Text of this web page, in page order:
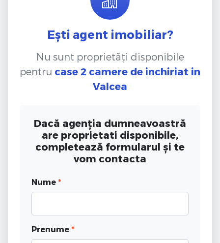
Ești agent imobiliar?
Nu sunt proprietăți disponibile
pentru case 2 camere de inchiriat in
Valcea
Dacă agenția dumneavoastră
are proprietati disponibile,
completează formularul și te
vom contacta
Nume *
Prenume *